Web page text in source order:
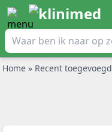
Home » Recent toegevoegd